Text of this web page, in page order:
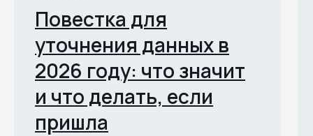
Повестка для
уточнения данных в
2026 году: что значит
и что делать, если
пришла